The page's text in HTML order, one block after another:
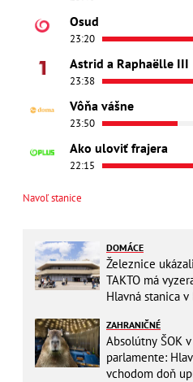
Osud
23:20
Astrid a Raphaëlle III
23:38
Vôňa vášne
23:50
Ako uloviť frajera
22:15
Navoľ stanice
DOMÁCE
Železnice
TAKTO má
Hlavná stanica
toalety
ZAHRANIČNÉ
Absolútny ŠOK v
parlamente:
vchodom doň